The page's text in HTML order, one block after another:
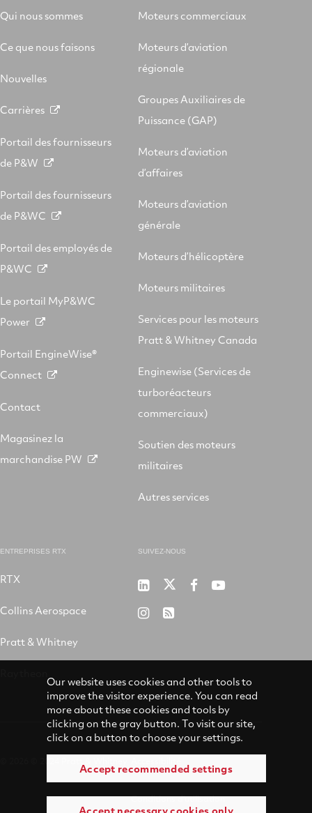
Qui nous sommes
Ce que nous faisons
Nouvelles
Carrières
Portail des fournisseurs
de P&W
Portail des fournisseurs
de P&WC
Portail des employés de
P&WC
Le portail MyP&WC
Power
Portail EngineWise®
Connect
Contact
Magasinez la
marchandise PW
Moteurs commerciaux
Moteurs d’aviation
régionale
Groupes Auxiliaires de
Puissance (GAP)
Moteurs d’aviation
d’affaires
Moteurs d’aviation
générale
Moteurs d’hélicoptère
Moteurs militaires
Services pour les moteurs
Pratt & Whitney Canada
Enginewise (Services de
turboréacteurs
commerciaux)
Soutien des moteurs
militaires
Autres services
ENTREPRISES RTX
RTX
Collins Aerospace
Pratt & Whitney
SUIVEZ-NOUS
P&W
sur
P&W P&W P&W
P&WRSS
Conditions d’utilisation
Our website uses cookies and other tools to
improve the visitor experience. You can read
more about these cookies and tools by
clicking on the gray button. To visit our site,
click on a button to choose your settings.
Accept recommended settings
Accept necessary cookies only